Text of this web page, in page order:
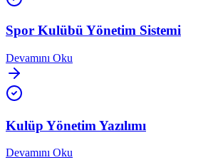
Spor Kulübü Yönetim Sistemi
Devamını Oku
Kulüp Yönetim Yazılımı
Devamını Oku